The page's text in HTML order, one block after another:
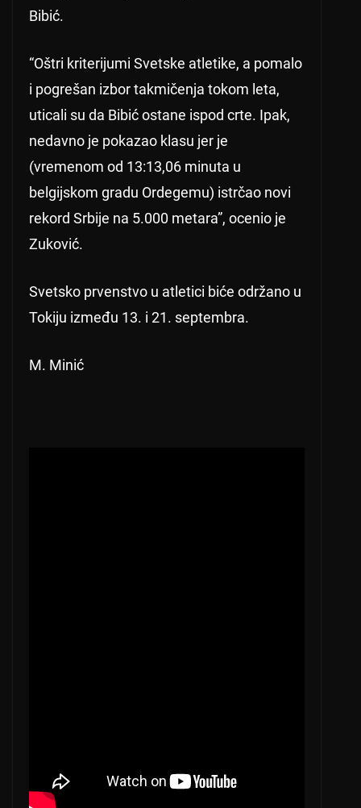
Bibić.
“Oštri kriterijumi Svetske atletike, a pomalo
i pogrešan izbor takmičenja tokom leta,
uticali su da Bibić ostane ispod crte. Ipak,
nedavno je pokazao klasu jer je
(vremenom od 13:13,06 minuta u
belgijskom gradu Ordegemu) istrčao novi
rekord Srbije na 5.000 metara”, ocenio je
Zuković.
Svetsko prvenstvo u atletici biće održano u
Tokiju između 13. i 21. septembra.
M. Minić